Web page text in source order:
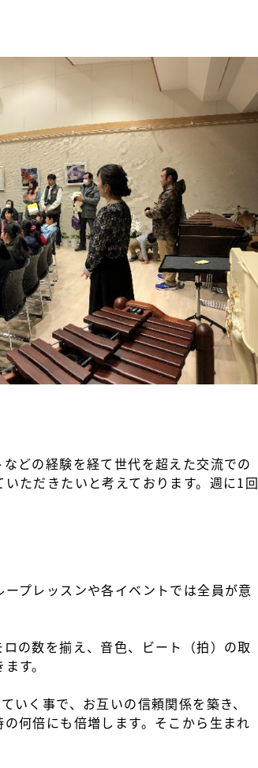
どの経験を経て世代を超えた交流での
ただきたいと考えております。週に1回
プレッスンや各イベントでは全員が意
の数を揃え、音色、ビート（拍）の取
す。
く事で、お互いの信頼関係を築き、
何倍にも倍増します。そこから生まれ